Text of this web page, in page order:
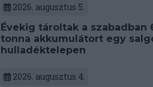
2026. augusztus 5.
Évekig tároltak a szabadban
tonna akkumulátort egy
hulladéktelepen
2026. augusztus 4.